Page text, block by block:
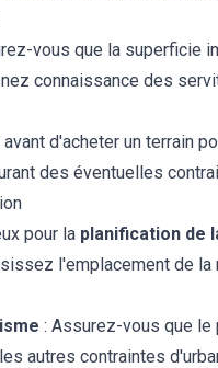
vous que la superficie
connaissance des
d'acheter un terrain
des éventuelles
pour la planification de
l'emplacement de
: Assurez-vous que
autres contraintes